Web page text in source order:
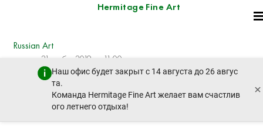
Hermitage Fine Art
Наш офис будет закрыт с 14 августа до 26 авгус
та.
Команда Hermitage Fine Art желает вам счастлив
ого летнего отдыха!
×
Russian Art
четверг, 21 ноября 2019 г. - 11:00
пред. лот след. лот
ISRAEL ABRAMOFSKY (1888-1975)